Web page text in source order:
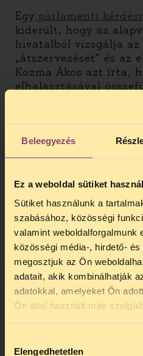
Beleegyezés
Ez a weboldal sütiket használ
Sütiket használunk a
szabásához, közösségi
valamint weboldalforgalmunk
közösségi média-, hirdető-
megosztjuk az Ön
adatait, akik kombinálhatják
adatokkal, amelyeket Ön
Ön által használt más
kiválasztása
Elengedhetetlen
Egy parlamenti
kiderült, hogy az
hivatalból vizsgálja az
„átszervezését” és az
Kozma Ákos azt írta,
elhalasztásával
hozzá érintettek
vagy hozzátartozó
hogy állapota ellenére
kórházból, megfelelő
problémáját ne
mintabeadványokat
amelyekkel az
panaszt tehetnek az
Biztosánál, illetve a
Népegészségügyi
Az alább letölthető
sárga színnel jelölt
megfelelően kell
TELEFONOS
SZÜNET!